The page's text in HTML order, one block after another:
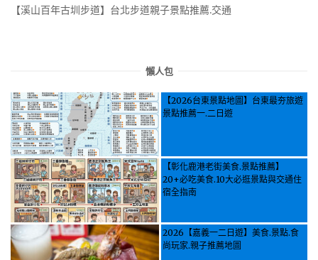
【溪山百年古圳步道】台北步道親子景點推薦.交通
懶人包
【2026台東景點地圖】台東最夯旅遊
景點推薦一.二日遊
【彰化鹿港老街美食.景點推薦】
20+必吃美食.10大必逛景點與交通住
宿全指南
2026【嘉義一二日遊】美食.景點.食
尚玩家.親子推薦地圖